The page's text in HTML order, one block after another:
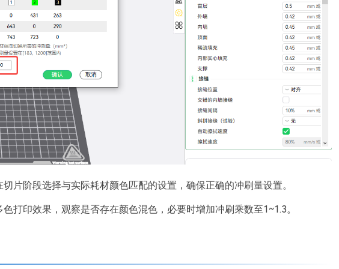
切片阶段选择与实际耗材颜色匹配的设置，确保正确的冲刷量设置。
打印效果，观察是否存在颜色混色，必要时增加冲刷乘数至1~1.3。